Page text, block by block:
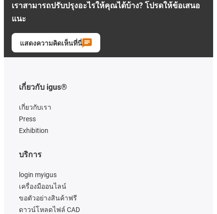
เราสามารถปรับปรุงอะไรให้คุณได้บ้าง? โปรดให้ข้อเสนอ
แนะ
แสดงความคิดเห็นที่นี่
เกี่ยวกับ igus®
เกี่ยวกับเรา
Press
Exhibition
บริการ
login myigus
เครื่องมืออนไลน์
ขอตัวอย่างสินค้าฟรี
ดาวน์โหลดไฟล์ CAD